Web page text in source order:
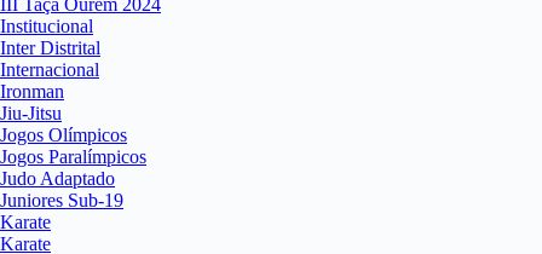
III Taça Ourém 2024
Institucional
Inter Distrital
Internacional
Ironman
Jiu-Jitsu
Jogos Olímpicos
Jogos Paralímpicos
Judo Adaptado
Juniores Sub-19
Karate
Karate